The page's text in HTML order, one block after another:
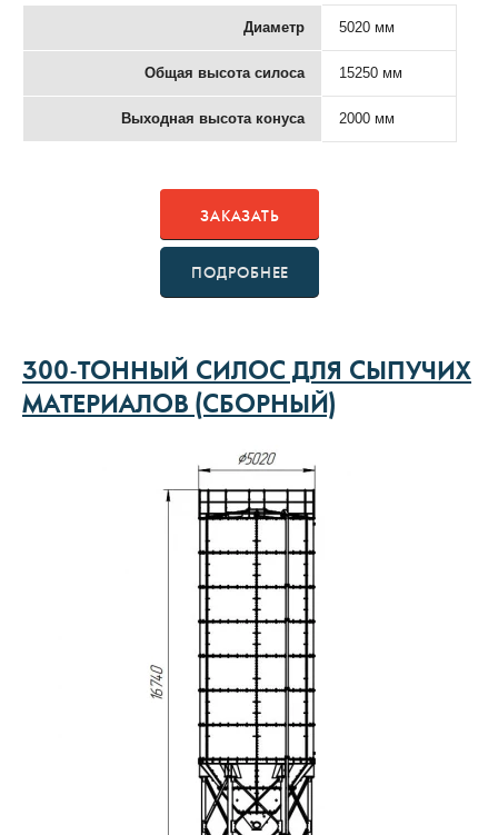
Диаметр 5020 мм
Общая высота силоса 15250 мм
Выходная высота конуса 2000 мм
ЗАКАЗАТЬ
ПОДРОБНЕЕ
300-ТОННЫЙ СИЛОС ДЛЯ СЫПУЧИХ
МАТЕРИАЛОВ (СБОРНЫЙ)